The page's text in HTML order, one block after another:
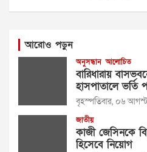
আরোও পড়ুন
অনুসন্ধান আলোচিত
বারিধারায়
হাসপাতালে ভর্তি
বৃহস্পতিবার, ০৬
জাতীয়
কাজী জেসিনকে
হিসেবে নিয়োগ